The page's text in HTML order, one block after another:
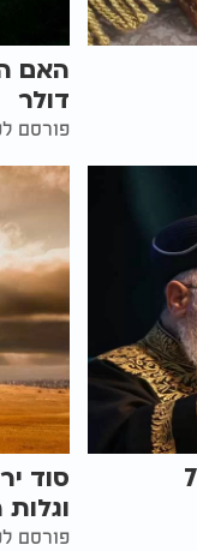
האם
דולר
פורסם לפני
סוד
פורסם לפני